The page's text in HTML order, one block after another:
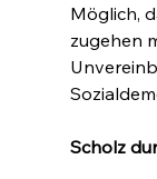
Möglich,
zugehen
Scholz